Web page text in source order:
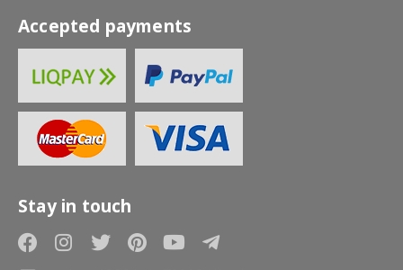
Accepted payments
Stay in touch